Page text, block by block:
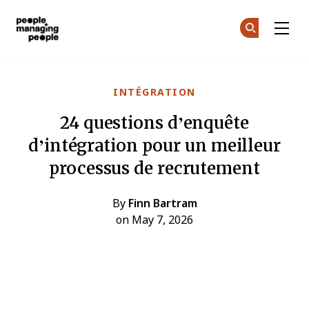
INTÉGRATION
24 questions d’enquête
d’intégration pour un meilleur
processus de recrutement
By Finn Bartram
on May 7, 2026